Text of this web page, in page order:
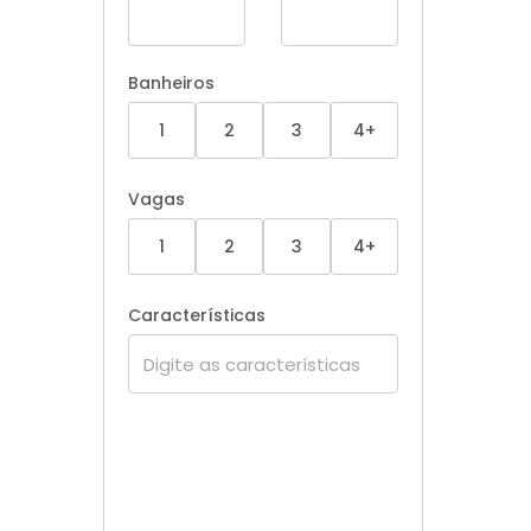
Banheiros
1
2 3 4+
Vagas
1
2 3 4+
Características